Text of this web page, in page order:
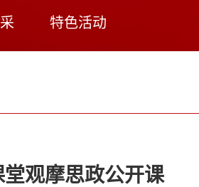
特色活动
观摩思政公开课